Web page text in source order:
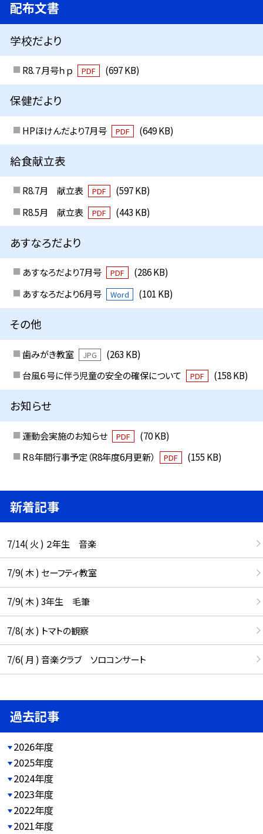
配布文書
学校だより
R8.７月号ｈｐ PDF (697 KB)
保健だより
HPほけんだより7月号 PDF (649 KB)
給食献立表
R8.7月 献立表 PDF
(597 KB)
R8.5月 献立表
PDF (443 KB)
あすなろだより
あすなろだより7月号 PDF
(286 KB)
あすなろだより6月号
Word (101 KB)
その他
歯みがき教室 JPG
(263 KB)
台風６号に伴う児童の安全の確保について
PDF (158 KB)
お知らせ
運動会実施のお知らせ PDF
(70 KB)
R８年間行事予定（R8年度6月更新）
PDF (155 KB)
新着記事
7/14( 火 ) ２年生 音楽
7/9( 木 ) セーフティ教室
7/9( 木 ) 3年生 毛筆
7/8( 水 ) トマトの観察
7/6( 月 ) 音楽クラブ ソロコンサート
過去記事
2026年度
2025年度
2024年度
2023年度
2022年度
2021年度